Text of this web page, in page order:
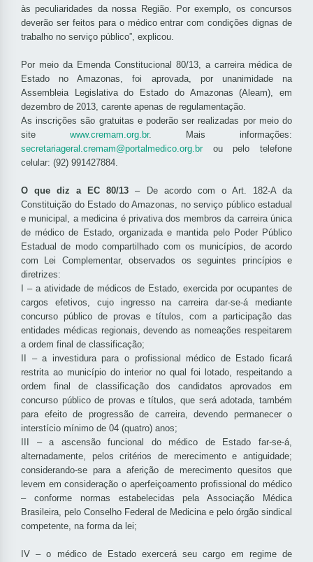
às peculiaridades da nossa Região. Por exemplo, os concursos
deverão ser feitos para o médico entrar com condições dignas de
trabalho no serviço público”, explicou.
Por meio da Emenda Constitucional 80/13, a carreira médica de
Estado no Amazonas, foi aprovada, por unanimidade na
Assembleia Legislativa do Estado do Amazonas (Aleam), em
dezembro de 2013, carente apenas de regulamentação.
As inscrições são gratuitas e poderão ser realizadas por meio do
site www.cremam.org.br. Mais informações:
secretariageral.cremam@portalmedico.org.brou pelo telefone
celular: (92) 991427884.
O que diz a EC 80/13 – De acordo com o Art. 182-A da
Constituição do Estado do Amazonas, no serviço público estadual
e municipal, a medicina é privativa dos membros da carreira única
de médico de Estado, organizada e mantida pelo Poder Público
Estadual de modo compartilhado com os municípios, de acordo
com Lei Complementar, observados os seguintes princípios e
diretrizes:
I – a atividade de médicos de Estado, exercida por ocupantes de
cargos efetivos, cujo ingresso na carreira dar-se-á mediante
concurso público de provas e títulos, com a participação das
entidades médicas regionais, devendo as nomeações respeitarem
a ordem final de classificação;
II – a investidura para o profissional médico de Estado ficará
restrita ao município do interior no qual foi lotado, respeitando a
ordem final de classificação dos candidatos aprovados em
concurso público de provas e títulos, que será adotada, também
para efeito de progressão de carreira, devendo permanecer o
interstício mínimo de 04 (quatro) anos;
III – a ascensão funcional do médico de Estado far-se-á,
alternadamente, pelos critérios de merecimento e antiguidade;
considerando-se para a aferição de merecimento quesitos que
levem em consideração o aperfeiçoamento profissional do médico
– conforme normas estabelecidas pela Associação Médica
Brasileira, pelo Conselho Federal de Medicina e pelo órgão sindical
competente, na forma da lei;
IV – o médico de Estado exercerá seu cargo em regime de